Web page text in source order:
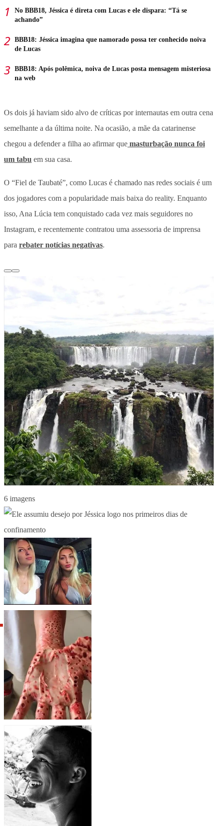
No BBB18, Jéssica é direta com Lucas e ele dispara: “Tá se
achando”
BBB18: Jéssica imagina que namorado possa ter conhecido noiva
de Lucas
BBB18: Após polêmica, noiva de Lucas posta mensagem misteriosa
na web
Os dois já haviam sido alvo de críticas por internautas em outra cena
semelhante a da última noite. Na ocasião, a mãe da catarinense
chegou a defender a filha ao afirmar que masturbação nunca foi
um tabu em sua casa.
O “Fiel de Taubaté”, como Lucas é chamado nas redes sociais é um
dos jogadores com a popularidade mais baixa do reality. Enquanto
isso, Ana Lúcia tem conquistado cada vez mais seguidores no
Instagram, e recentemente contratou uma assessoria de imprensa
para rebater notícias negativas.
6 imagens